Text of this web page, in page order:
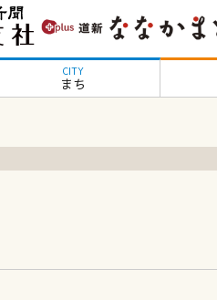
CITY
まち